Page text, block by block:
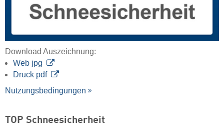
Download Auszeichnung:
Web jpg
Druck pdf
Nutzungsbedingungen
TOP Schneesicherheit